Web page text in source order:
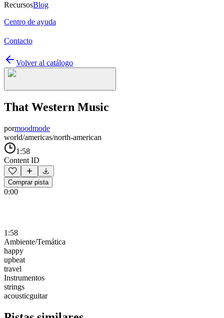
RecursosBlog
Centro de ayuda
Contacto
Volver al catálogo
That Western Music
pormoodmode
world/americas/north-american
1:58
Content ID
Comprar pista
0:00
1:58
Ambiente/Temática
happy
upbeat
travel
Instrumentos
strings
acousticguitar